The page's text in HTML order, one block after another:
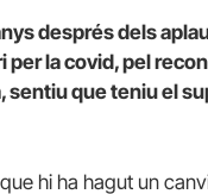
després dels
per la covid, pel
sentiu que teniu el
hi ha hagut un